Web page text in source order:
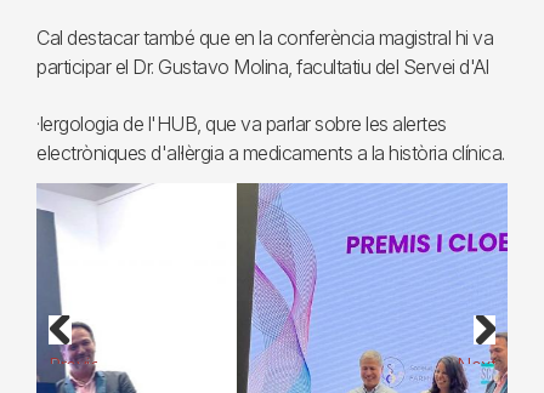
Cal destacar també que en la conferència magistral hi va
participar el Dr. Gustavo Molina, facultatiu del Servei d'Al
·lergologia de l'HUB, que va parlar sobre les alertes
electròniques d'al·lèrgia a medicaments a la història clínica.
Previous Next